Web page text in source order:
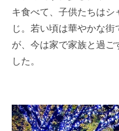
キ食べて、子供たちは
じ。若い頃は華やかな
が、今は家で家族と過ご
した。